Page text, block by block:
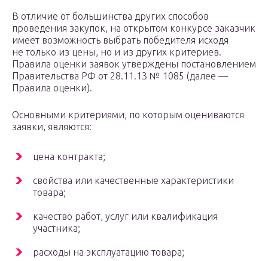
В отличие от большинства других способов
проведения закупок, на открытом конкурсе заказчик
имеет возможность выбрать победителя исходя
не только из цены, но и из других критериев.
Правила оценки заявок утверждены постановлением
Правительства РФ от 28.11.13 № 1085 (далее —
Правила оценки).
Основными критериями, по которым оцениваются
заявки, являются:
цена контракта;
свойства или качественные характеристики
товара;
качество работ, услуг или квалификация
участника;
расходы на эксплуатацию товара;